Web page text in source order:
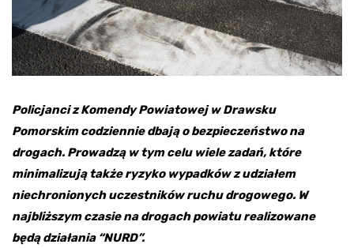
Policjanci z Komendy Powiatowej w Drawsku
Pomorskim codziennie dbają o bezpieczeństwo na
drogach. Prowadzą w tym celu wiele zadań, które
minimalizują także ryzyko wypadków z udziałem
niechronionych uczestników ruchu drogowego. W
najbliższym czasie na drogach powiatu realizowane
będą działania “NURD”.